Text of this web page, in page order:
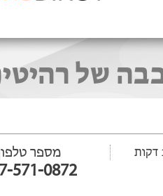
של
מספר
571-0872